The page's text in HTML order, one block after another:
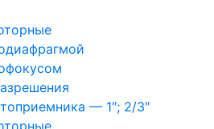
— 1″; 2/3″